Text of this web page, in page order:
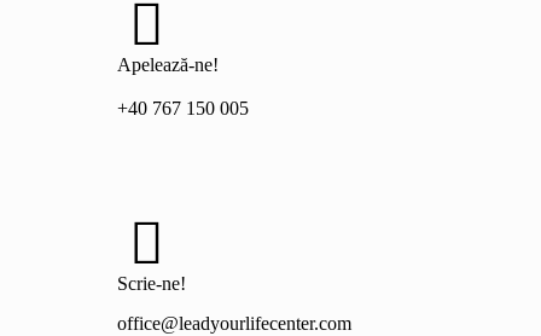
Apelează-ne!
+40 767 150 005
Scrie-ne!
office@leadyourlifecenter.com